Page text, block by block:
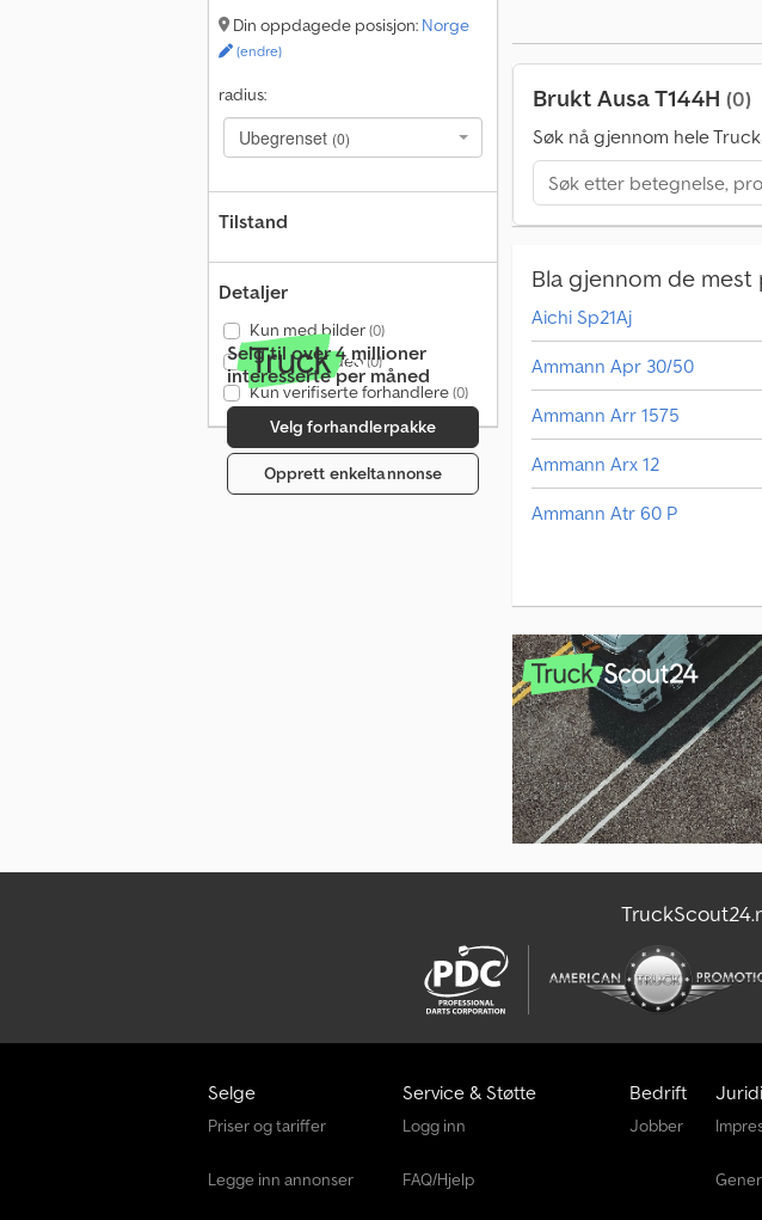
Din oppdagede posisjon: Norge
(endre)
radius:
Ubegrenset (0)
Tilstand
Detaljer
Kun med bilder(0)
Kun med video(0)
Kun verifiserte forhandlere(0)
Selg til over 4 millioner
interesserte per måned
Velg forhandlerpakke
Opprett enkeltannonse
Brukt Ausa T144H (0)
Søk nå gjennom hele
Bla gjennom de
Aichi Sp21Aj
Ammann Apr 30/50
Ammann Arr 1575
Ammann Arx 12
Ammann Atr 60 P
Ausa D150Ahg
Bomag Bw 100
Selge
Priser og tariffer
Legge inn annonser
Service & Støtte
Logg inn
FAQ/Hjelp
Bedrift
Jobber